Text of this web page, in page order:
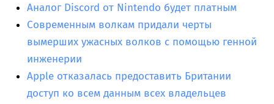
Аналог Discord от Nintendo будет платным
Современным волкам придали черты
вымерших ужасных волков с помощью генной
инженерии
Apple отказалась предоставить Британии
доступ ко всем данным всех владельцев